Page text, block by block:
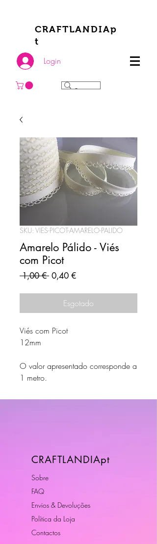
CRAFTLANDIAp
t
Login
SKU: VIES-PICOT-AMARELO-PALIDO
Amarelo Pálido - Viés
com Picot
1,00 € Preço
0,40 €Preço
Esgotado
Viés com Picot
12mm
O valor apresentado corresponde a
1 metro.
CRAFTLANDIApt
Sobre
FAQ
Envios & Devoluções
Política da Loja
Contactos